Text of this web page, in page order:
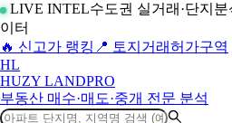
LIVE INTEL수도권 실거래·단지
이터
🔥 신고가 랭킹 📍 토지거래허가구역
HL
HUZY LANDPRO
부동산 매수·매도·중개 전문 분석